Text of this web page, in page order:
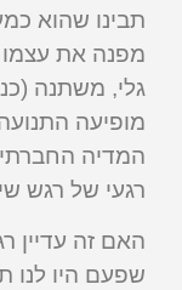
תבינו שהוא
מפנה את
גלי, משתנה
המדיה
רגעי של רגש
האם זה עדיין
שפעם היו לנו